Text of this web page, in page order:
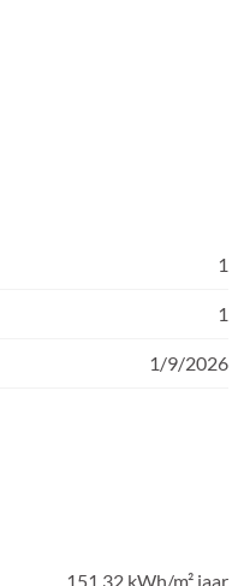
1
1
1/9/2026
151,32 kWh/m² jaar